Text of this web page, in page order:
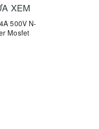
XEM
500V N-
Mosfet